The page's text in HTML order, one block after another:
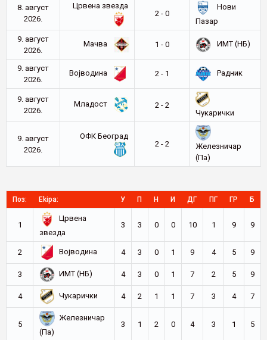
8. август
2026.
Црвена звезда
2 - 0
Нови
Пазар
9. август
2026.
Мачва 1 - 0 ИМТ (НБ)
9. август
2026.
Војводина 2 - 1 Радник
9. август
2026.
Младост
2 - 2
Чукарички
9. август
2026.
ОФК Београд
2 - 2
Железничар
(Па)
Поз: Ekipa: У П Н И ДГ ПГ ГР Б
1
Црвена
звезда
3 3 0 0 10 1 9 9
2 Војводина 4 3 0 1 9 4 5 9
3 ИМТ (НБ) 4 3 0 1 7 2 5 9
4 Чукарички 4 2 1 1 7 3 4 7
5
Железничар
(Па)
3 1 2 0 4 3 1 5